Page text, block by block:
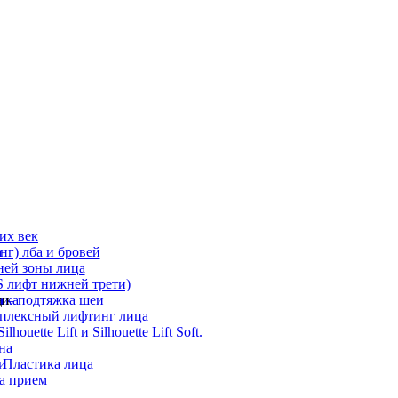
век
лба и бровей
зоны лица
лифт нижней трети)
– подтяжка шеи
лифтинг лица
Lift и Silhouette Lift Soft.
лица
прием